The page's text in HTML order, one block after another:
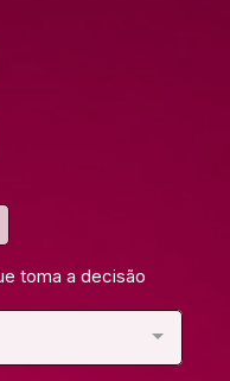
toma a decisão